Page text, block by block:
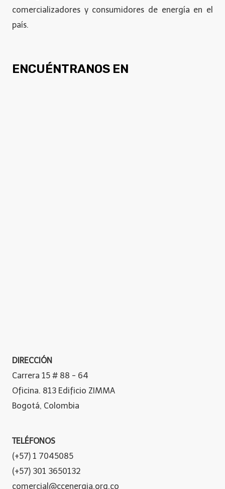
comercializadores y consumidores de energía en el
país.
ENCUÉNTRANOS EN
DIRECCIÓN
Carrera 15 # 88 - 64
Oficina. 813 Edificio ZIMMA
Bogotá, Colombia
TELÉFONOS
(+57) 1 7045085
(+57) 301 3650132
comercial@ccenergia.org.co